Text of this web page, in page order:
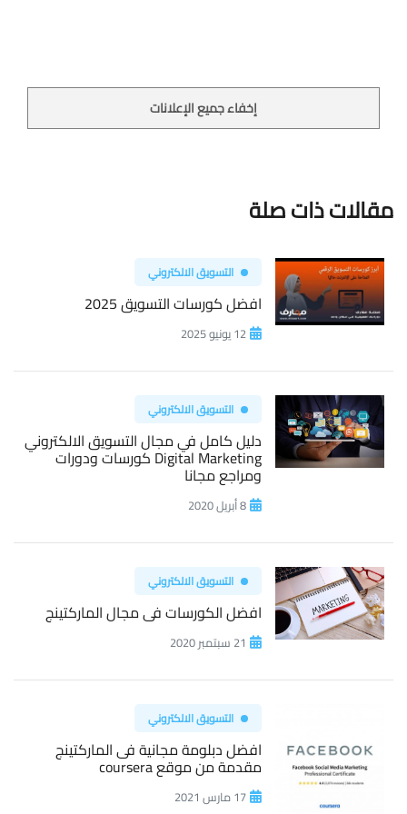
إخفاء جميع الإعلانات
مقالات ذات صلة
التسويق الالكتروني
افضل كورسات التسويق 2025
12 يونيو 2025
التسويق الالكتروني
دليل كامل في مجال التسويق الالكتروني
Digital Marketing كورسات ودورات
ومراجع مجانا
8 أبريل 2020
التسويق الالكتروني
افضل الكورسات فى مجال الماركتينج
21 سبتمبر 2020
التسويق الالكتروني
افضل دبلومة مجانية فى الماركتينج
مقدمة من موقع coursera
17 مارس 2021